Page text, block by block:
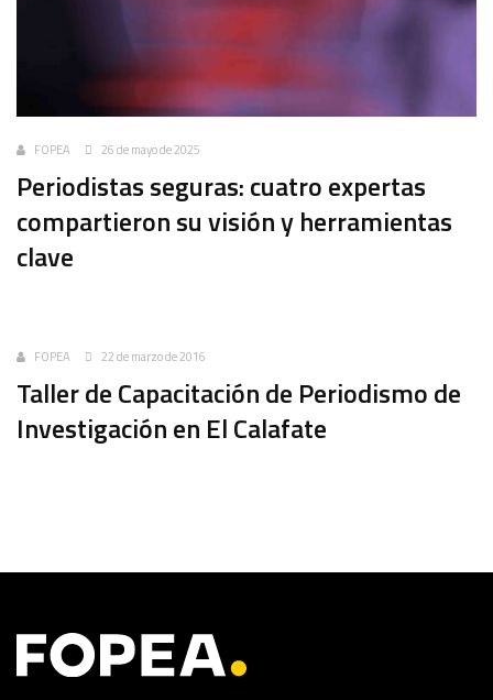
FOPEA 26 de mayo de 2025
Periodistas seguras: cuatro expertas
compartieron su visión y herramientas
clave
FOPEA 22 de marzo de 2016
Taller de Capacitación de Periodismo de
Investigación en El Calafate